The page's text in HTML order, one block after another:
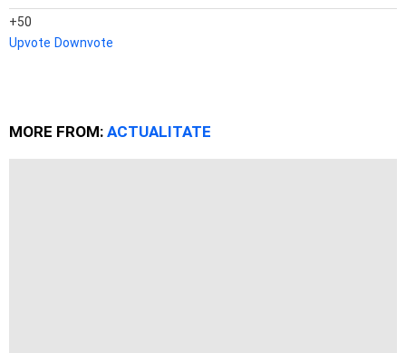
50
Upvote Downvote
MORE FROM: ACTUALITATE